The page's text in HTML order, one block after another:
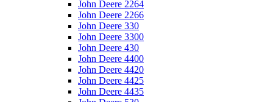
John Deere 2264
John Deere 2266
John Deere 330
John Deere 3300
John Deere 430
John Deere 4400
John Deere 4420
John Deere 4425
John Deere 4435